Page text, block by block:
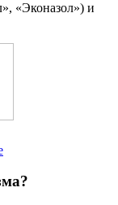
«Эконазол») и